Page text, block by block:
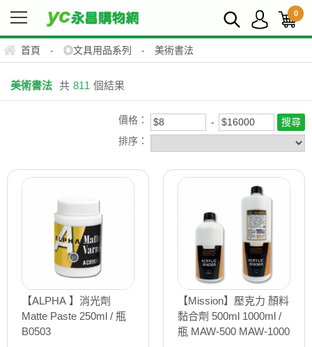
0
首頁 - ◎文具用品系列 - 美術書法
美術書法 共 811 個結果
價格：
排序：
【ALPHA 】消光劑
Matte Paste 250ml / 瓶
B0503
【Mission】壓克力 顏料
黏合劑 500ml 1000ml /
瓶 MAW-500 MAW-1000